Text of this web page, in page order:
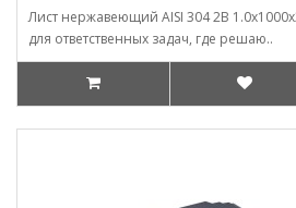
Лист нержавеющий AISI 304 2B
для ответственных задач, где решаю..